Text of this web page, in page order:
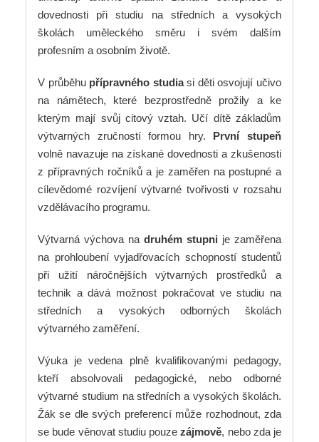
dovednosti při studiu na středních a vysokých
školách uměleckého směru i svém dalším
profesním a osobním životě.
V průběhu přípravného studiasi děti osvojují učivo
na námětech, které bezprostředně prožily a ke
kterým mají svůj citový vztah. Učí dítě základům
výtvarných zručností formou hry. První stupeň
volně navazuje na získané dovednosti a zkušenosti
z přípravných ročníků a je zaměřen na postupné a
cílevědomé rozvíjení výtvarné tvořivosti v rozsahu
vzdělávacího programu.
Výtvarná výchova na druhém stupni je zaměřena
na prohloubení vyjadřovacích schopností studentů
při užití náročnějších výtvarných prostředků a
technik a dává možnost pokračovat ve studiu na
středních a vysokých odborných školách
výtvarného zaměření.
Výuka je vedena plně kvalifikovanými pedagogy,
kteří absolvovali pedagogické, nebo odborné
výtvarné studium na středních a vysokých školách.
Žák se dle svých preferencí může rozhodnout, zda
se bude věnovat studiu pouzezájmově, nebo zda je